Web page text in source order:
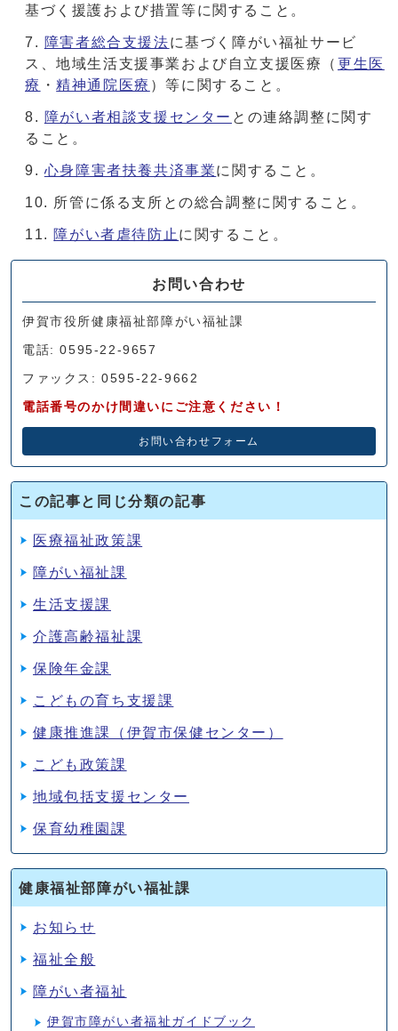
基づく援護および措置等に関すること。
障害者総合支援法に基づく障がい福祉サービ
ス、地域生活支援事業および自立支援医療（ 更生医
療 ・精神通院医療 ）等に関すること。
障がい者相談支援センター との連絡調整に関す
ること。
心身障害者扶養共済事業に関すること。
所管に係る支所との総合調整に関すること。
障がい者虐待防止 に関すること。
お問い合わせ
伊賀市役所健康福祉部障がい福祉課
電話: 0595-22-9657
ファックス: 0595-22-9662
電話番号のかけ間違いにご注意ください！
お問い合わせフォーム
この記事と同じ分類の記事
医療福祉政策課
障がい福祉課
生活支援課
介護高齢福祉課
保険年金課
こどもの育ち支援課
健康推進課（伊賀市保健センター）
こども政策課
地域包括支援センター
保育幼稚園課
健康福祉部障がい福祉課
お知らせ
福祉全般
障がい者福祉
伊賀市障がい者福祉ガイドブック